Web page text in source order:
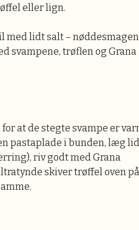
eller lign.
med lidt salt –
svampene, trøflen og Grana
at de stegte svampe er
pastaplade i bunden, læg
riv godt med Grana
skiver trøffel oven